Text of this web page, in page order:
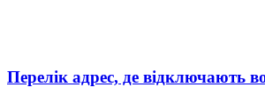
Перелік адрес, де відключають